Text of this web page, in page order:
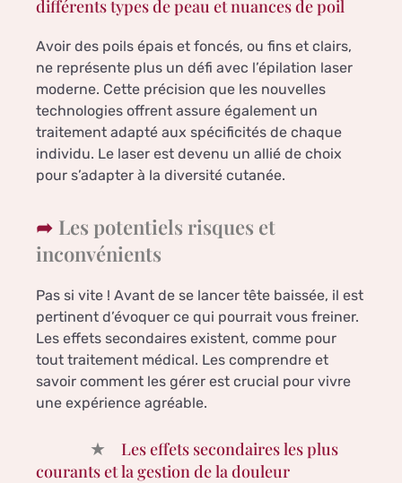
différents types de peau et nuances de poil
Avoir des poils épais et foncés, ou fins et clairs,
ne représente plus un défi avec l’épilation laser
moderne. Cette précision que les nouvelles
technologies offrent assure également un
traitement adapté aux spécificités de chaque
individu. Le laser est devenu un allié de choix
pour s’adapter à la diversité cutanée.
Les potentiels risques et
inconvénients
Pas si vite ! Avant de se lancer tête baissée, il est
pertinent d’évoquer ce qui pourrait vous freiner.
Les effets secondaires existent, comme pour
tout traitement médical. Les comprendre et
savoir comment les gérer est crucial pour vivre
une expérience agréable.
Les effets secondaires les plus
courants et la gestion de la douleur